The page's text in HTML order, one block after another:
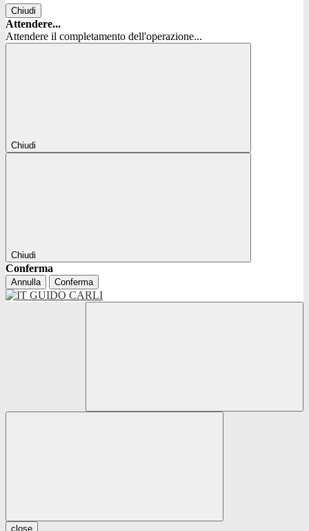
Chiudi
Attendere...
Attendere il completamento dell'operazione...
Chiudi
Chiudi
Conferma
Annulla Conferma
close